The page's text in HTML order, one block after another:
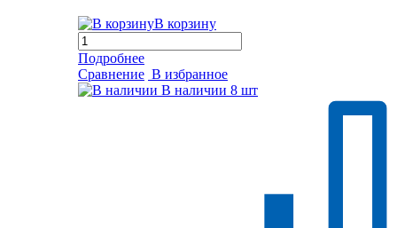
В корзину
Подробнее
Сравнение В избранное
В наличии 8 шт